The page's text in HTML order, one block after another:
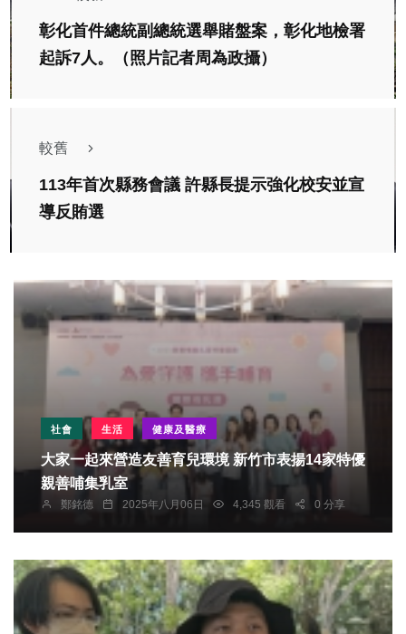
彰化首件總統副總統選舉賭盤案，彰化地檢署
起訴7人。（照片記者周為政攝）
較舊
113年首次縣務會議 許縣長提示強化校安並宣
導反賄選
社會 生活 健康及醫療
大家一起來營造友善育兒環境 新竹市表揚14家特優
親善哺集乳室
鄭銘德 2025年八月06日 4,345 觀看 0 分享